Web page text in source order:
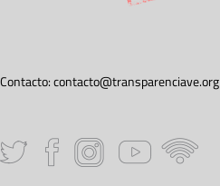
Contacto:contacto@transparenciave.org